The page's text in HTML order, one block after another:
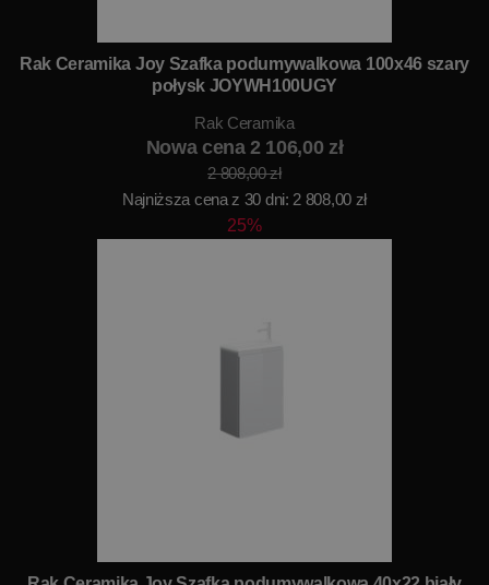
Rak Ceramika Joy Szafka podumywalkowa 100x46 szary
połysk JOYWH100UGY
Rak Ceramika
Nowa cena 2 106,00 zł
2 808,00 zł
Najniższa cena z 30 dni: 2 808,00 zł
25%